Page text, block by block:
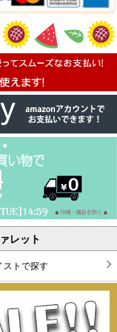
レット
ストで探す